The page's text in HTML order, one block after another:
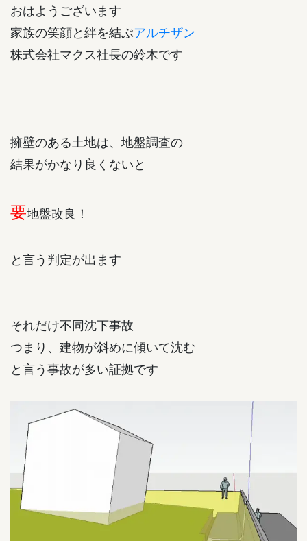
おはようございます
家族の笑顔と絆を結ぶアルチザン
株式会社マクス社長の鈴木です
擁壁のある土地は、地盤調査の
結果がかなり良くないと
要地盤改良！
と言う判定が出ます
それだけ不同沈下事故
つまり、建物が斜めに傾いて沈む
と言う事故が多い証拠です